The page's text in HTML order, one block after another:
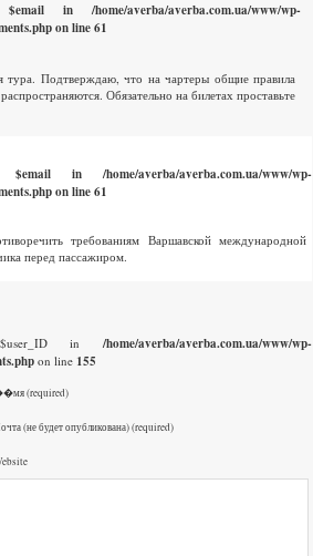
$email in /home/averba/averba.com.ua/www/wp-
on line61
тура. Подтверждаю, что на чартеры общие правила
Обязательно на билетах проставьте
$email in /home/averba/averba.com.ua/www/wp-
on line61
требованиям Варшавской международной
перед пассажиром.
in /home/averba/averba.com.ua/www/wp-
on line 155
(required)
(не будет опубликована) (required)